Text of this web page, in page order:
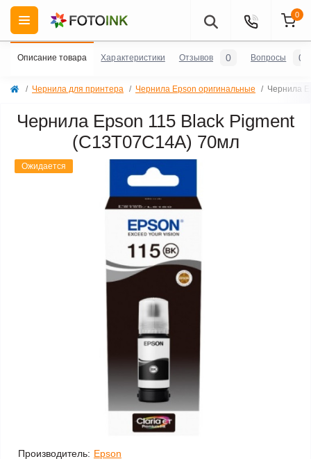
0
Чернила для принтера Чернила Epson оригинальные Чернила
Чернила Epson 115 Black Pigment
(C13T07C14A) 70мл
Ожидается
Производитель: Epson
Описание товара Характеристики Отзывов 0 Вопросы 0